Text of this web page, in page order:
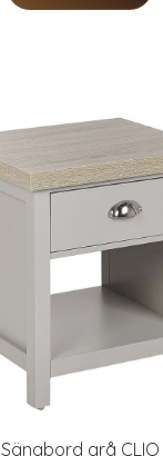
Sängbord grå CLIO